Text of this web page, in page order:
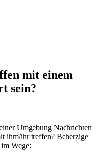
mit einem
sein?
Umgebung Nachrichten
ihm/ihr treffen? Beherzige
Wege: